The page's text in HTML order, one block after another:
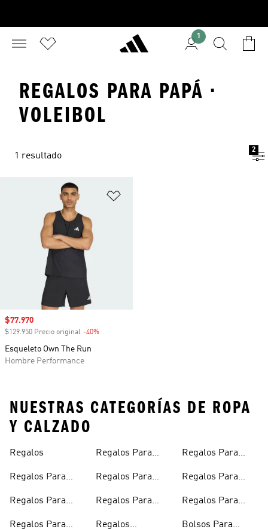
1
REGALOS PARA PAPÁ ·
VOLEIBOL
1 resultado
2
Precio de venta
$77.970
$129.950 Precio original -40%
Esqueleto Own The Run
Hombre Performance
NUESTRAS CATEGORÍAS DE ROPA
Y CALZADO
Regalos
Regalos Para
Regalos Para
Regalos Para
Regalos Para
Regalos Para
Regalos Para
Regalos
Regalos Para
Regalos Para
Regalos Para
Bolsos Para